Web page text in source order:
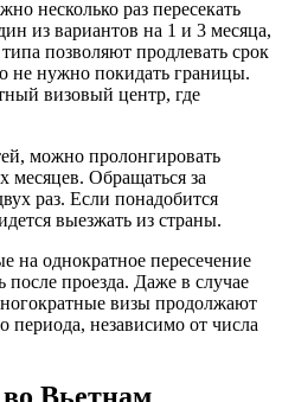
несколько раз пересекать
из вариантов на 1 и 3 месяца,
позволяют продлевать срок
не нужно покидать границы.
визовый центр, где
можно пролонгировать
месяцев. Обращаться за
раз. Если понадобится
выезжать из страны.
однократное пересечение
после проезда. Даже в случае
визы продолжают
периода, независимо от числа